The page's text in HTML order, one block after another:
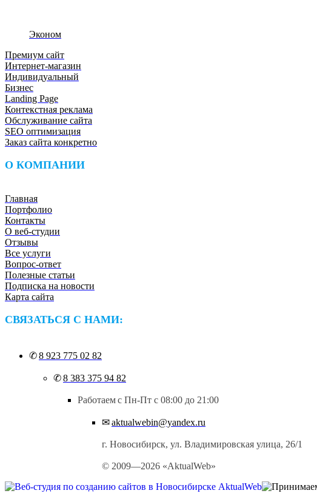
АДАПТИВНЫЙ
🎁 ДОМЕН НА ГОД И ХОСТИНГ В ПОДАРОК 🎁
Эконом
Премиум сайт
Интернет-магазин
Индивидуальный
Бизнес
Landing Page
Контекстная реклама
Обслуживание сайта
SEO оптимизация
Заказ сайта конкретно
О КОМПАНИИ
Главная
Портфолио
Контакты
О веб-студии
Отзывы
Все услуги
Вопрос-ответ
Полезные статьи
Подписка на новости
Карта сайта
СВЯЗАТЬСЯ С НАМИ:
✆8 923 775 02 82
✆8 383 375 94 82
Работаемс Пн-Пт с 08:00 до 21:00
✉aktualwebin@yandex.ru
г. Новосибирск, ул. Владимировская улица, 26/1
© 2009—2026 «AktualWeb»